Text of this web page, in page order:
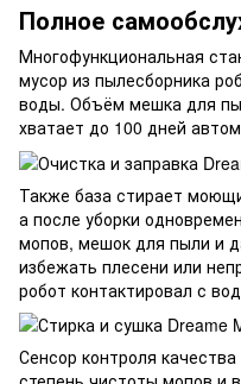
Полное
Многофункциональная
мусор из пылесборника
воды. Объём мешка для
хватает до 100 дней
Также база стирает
а после уборки
мопов, мешок для пыли и
избежать плесени или
робот контактировал с
Сенсор контроля